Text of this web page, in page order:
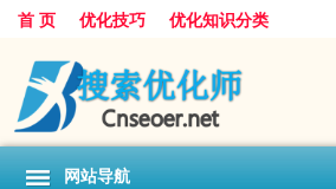
首 页 优化技巧 优化知识分类
网站导航